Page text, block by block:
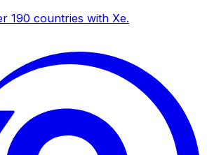
190 countries with Xe.